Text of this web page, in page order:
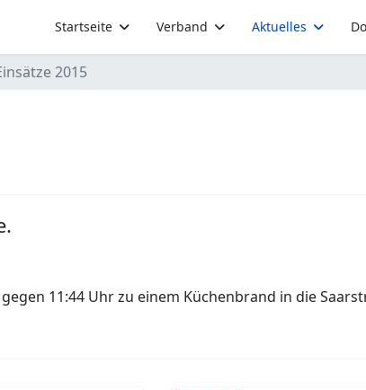
Startseite Verband Aktuelles
2015
11:44 Uhr zu einem Küchenbrand in die